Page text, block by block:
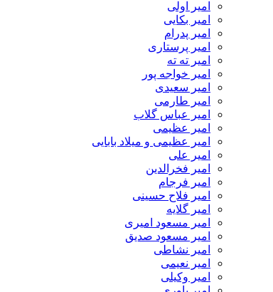
امیر اولی
امیر بکایی
امیر پدرام
امیر پرستاری
امیر ته ته
امیر خواجه پور
امیر سعیدی
امیر طارمی
امیر عباس گلاب
امیر عظیمی
امیر عظیمی و میلاد بابایی
امیر علی
امیر فخرالدین
امیر فرجام
امیر فلاح حسینی
امیر گلایه
امیر مسعود امیری
امیر مسعود صدیق
امیر نشاطی
امیر نعیمی
امیر وکیلی